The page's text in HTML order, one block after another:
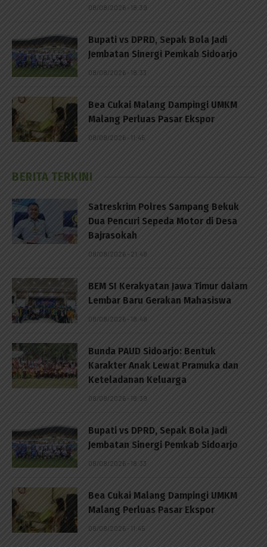
08/08/2026 - 18:39
Bupati vs DPRD, Sepak Bola Jadi
Jembatan Sinergi Pemkab Sidoarjo
08/08/2026 - 18:33
Bea Cukai Malang Dampingi UMKM
Malang Perluas Pasar Ekspor
08/08/2026 - 11:45
BERITA TERKINI
Satreskrim Polres Sampang Bekuk
Dua Pencuri Sepeda Motor di Desa
Bajrasokah
08/08/2026 - 21:48
BEM SI Kerakyatan Jawa Timur dalam
Lembar Baru Gerakan Mahasiswa
08/08/2026 - 18:48
Bunda PAUD Sidoarjo: Bentuk
Karakter Anak Lewat Pramuka dan
Keteladanan Keluarga
08/08/2026 - 18:39
Bupati vs DPRD, Sepak Bola Jadi
Jembatan Sinergi Pemkab Sidoarjo
08/08/2026 - 18:33
Bea Cukai Malang Dampingi UMKM
Malang Perluas Pasar Ekspor
08/08/2026 - 11:45